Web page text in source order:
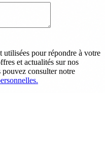
utilisées pour répondre à votre
et actualités sur nos
consulter notre